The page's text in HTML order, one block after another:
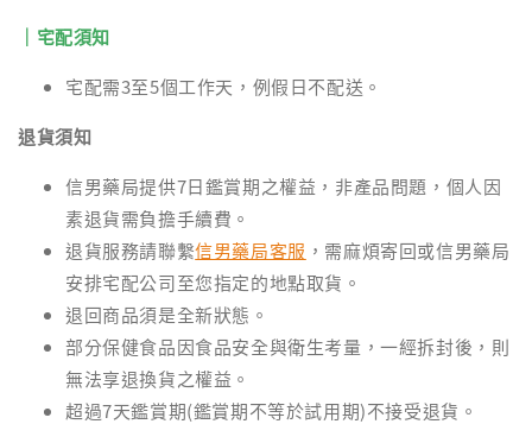
｜宅配須知
宅配需3至5個工作天，例假日不配送。
退貨須知
信男藥局提供7日鑑賞期之權益，非產品問題，個人因
素退貨需負擔手續費。
退貨服務請聯繫信男藥局客服 ，需麻煩寄回或信男藥局
安排宅配公司至您指定的地點取貨。
退回商品須是全新狀態。
部分保健食品因食品安全與衛生考量，一經拆封後，則
無法享退換貨之權益。
超過7天鑑賞期(鑑賞期不等於試用期)不接受退貨。